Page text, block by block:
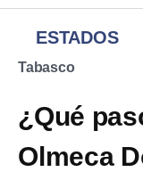
ESTADOS
Tabasco
¿Qué
Olmeca